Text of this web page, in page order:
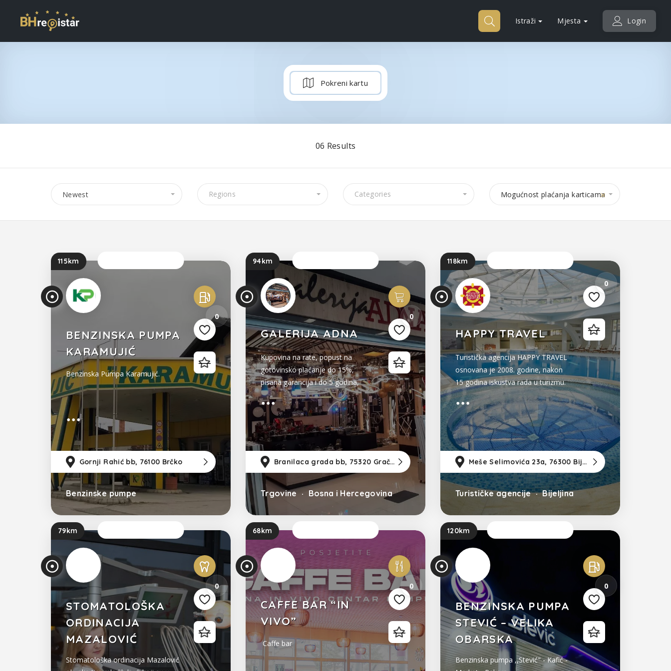
Login
Istraži Mjesta
Pokreni kartu
Prikaz unosa
06 Results
Newest ×
Mogućnost plaćanja karticama
115km
0
BENZINSKA PUMPA
KARAMUJIĆ
Benzinska Pumpa Karamujić.
Gornji Rahić bb, 76100 Brčko od Sarajevo 38km od Tuzla
Benzinske pumpe
Bosna i Hercegovina
94km
0
GALERIJA ADNA
Kupovina na rate, popust na
gotovinsko plaćanje do 15%,
pisana garancija i do 5 godina,
samo su neke od pogodnosti koje
Vam nudi Galerija ADNA. Dobro
nam došli!
Branilaca grada bb, 75320 Gračanica (SC ETNA) od Sarajevo 35km
Trgovine Bosna i Hercegovina
118km
0
HAPPY TRAVEL
Turistička agencija HAPPY TRAVEL
osnovana je 2008. godine, nakon
15 godina iskustva rada u turizmu.
Konstantno napredujući, uspjeli
smo, na osnovu rezultata
poslovanja da se svrstamo u red
vodećih turističkih agencija na
našem tržištu. To smo postigli
realizacijom ispravne poslovne
politike
Meše Selimovića 23a, 76300 Bijeljina
Turističke agencije Bijeljina
79km
0
STOMATOLOŠKA
ORDINACIJA
MAZALOVIĆ
Stomatološka ordinacija Mazalović
68km
0
CAFFE BAR “IN
VIVO”
Caffe bar
120km
0
BENZINSKA PUMPA
STEVIĆ – VELIKA
OBARSKA
Benzinska pumpa ,,Stević" - Kafić -